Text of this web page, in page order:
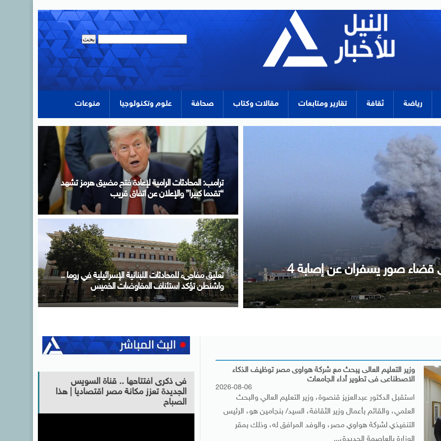
رياضة ثقافة تقارير ومتابعات مقالات وكتاب صحافة علوم وتكنولوجيا منوعات
مطار العلمين فى زيارة لتعزيز
الرئيس السيسى يؤكد لرئيس وزراء اليونان تضامن مصر
الكامل مع اليونان في مواجهة تداعيات حرائق الغابات
قافلة “زاد العزة” الـ251 تدخل إلى الفلسطينيين فى قطاع
غزة
وزير التعليم العالى يبحث مع شركة هواوى مصر توظيف الذكاء
الاصطناعى فى تطوير أداء الجامعات
2026-08-06
استقبل الدكتور عبدالعزيز قنصوة، وزير التعليم العالي والبحث
العلمي، والقائم بأعمال وزير الثقافة، السيد/ بنجامين هو، الرئيس
التنفيذي لشركة هواوي مصر، والوفد المرافق له، وذلك بمقر
الوزارة بالعاصمة الجديدة،...
فى ذكرى افتتاحها .. قناة السويس
الجديدة تعزز مكانة مصر اقتصاديا | هذا
الصباح